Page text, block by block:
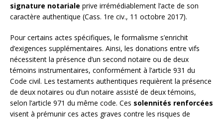
signature notariale prive irrémédiablement l’acte de son
caractère authentique (Cass. 1re civ., 11 octobre 2017).
Pour certains actes spécifiques, le formalisme s’enrichit
d’exigences supplémentaires. Ainsi, les donations entre vifs
nécessitent la présence d’un second notaire ou de deux
témoins instrumentaires, conformément à l’article 931 du
Code civil. Les testaments authentiques requièrent la présence
de deux notaires ou d’un notaire assisté de deux témoins,
selon l’article 971 du même code. Ces solennités renforcées
visent à prémunir ces actes graves contre les risques de